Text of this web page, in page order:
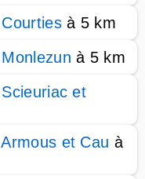
à 5 km
à 5 km
et
et Cau à